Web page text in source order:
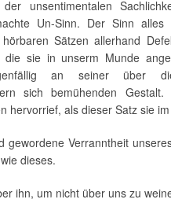
der unsentimentalen
Un-Sinn. Der Sinn alles
Sätzen allerhand
die sie in unserm Munde
an seiner über
sich bemühenden
hervorrief, als dieser Satz sie
gewordene Verranntheit
dieses.
ihn, um nicht über uns zu